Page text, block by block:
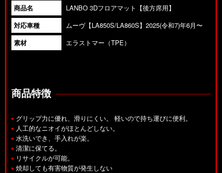
商品名
LANBO 3Dフロアマット【後方席用】
対応車種
ムーヴ【LA850S/LA860S】2025(令和7)年6月〜
素材
エラストマー（TPE）
商品特徴
グリップ力に優れ、滑りにくい。 軽いので持ち運びに便利。
人工的なニオイがほとんどしない。
水洗いでき、手入れが楽。
清潔に保てる。
リサイクルが可能。
焼却しても有害物質が発生しない